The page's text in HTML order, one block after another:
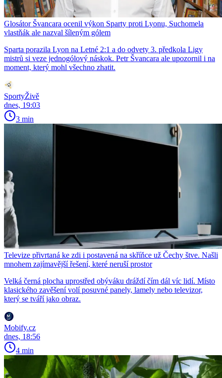
Glosátor Švancara ocenil výkon Sparty proti Lyonu, Suchomela
vlastňák ale nazval šíleným gólem
Sparta porazila Lyon na Letné 2:1 a do odvety 3. předkola Ligy
mistrů si veze jednogólový náskok. Petr Švancara ale upozornil i na
moment, který mohl všechno zhatit.
SportyŽivě
dnes, 19:03
3 min
Televize přivrtaná ke zdi i postavená na skříňce už Čechy štve. Našli
mnohem zajímavější řešení, které neruší prostor
Velká černá plocha uprostřed obýváku dráždí čím dál víc lidí. Místo
klasického zavěšení volí posuvné panely, lamely nebo televizor,
který se tváří jako obraz.
Mobify.cz
dnes, 18:56
4 min